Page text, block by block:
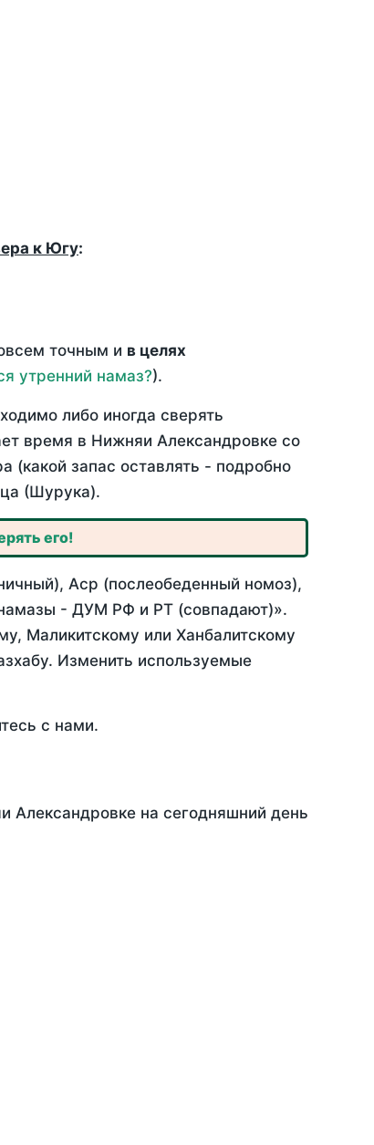
к Югу:
точным и в целях
утренний намаз?).
либо иногда сверять
время в Нижняи Александровке со
(какой запас оставлять - подробно
(Шурука).
его!
Аср (послеобеденный номоз),
- ДУМ РФ и РТ (совпадают)».
Маликитскому или Ханбалитскому
Изменить используемые
с нами.
Александровке на сегодняшний день